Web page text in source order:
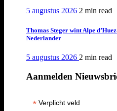
5 augustus 2026 2 min read
Thomas Steger wint Alpe
Nederlander
5 augustus 2026 2 min read
Aanmelden
*Verplicht veld